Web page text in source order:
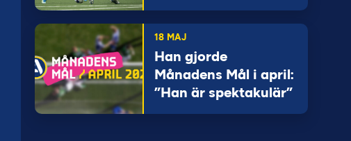
18 MAJ
Han gjorde
Månadens Mål i april:
”Han är spektakulär”